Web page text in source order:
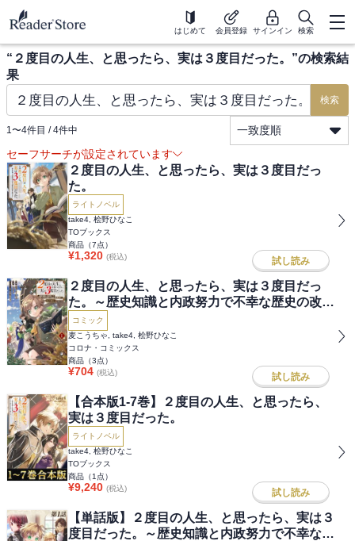
はじめて 会員登録 サインイン 検索
“ ２度目の人生、と思ったら、実は３度目だった。 ”の検索結
果
検索
1〜4件目 / 4件中
一致度順
セーフサーチが設定されています
２度目の人生、と思ったら、実は３度目だっ
た。
ライトノベル
take4, 桧野ひなこ
TOブックス
商品（7点）
¥1,320 (税込) 試し読み
２度目の人生、と思ったら、実は３度目だっ
た。～歴史知識と内政努力で不幸な歴史の改変
に挑みます～@COMIC
コミック
麦こうちゃ, take4, 桧野ひなこ
コロナ・コミックス
商品（3点）
¥704 (税込) 試し読み
【合本版1-7巻】２度目の人生、と思ったら、
実は３度目だった。
ライトノベル
take4, 桧野ひなこ
TOブックス
商品（1 点）
¥9,240 (税込) 試し読み
【単話版】２度目の人生、と思ったら、実は３
度目だった。～歴史知識と内政努力で不幸な歴